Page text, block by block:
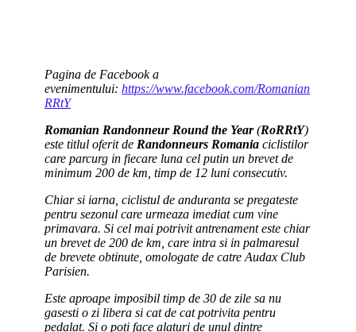
Pagina de Facebook a
evenimentului: https://www.facebook.com/Romanian
RRtY
Romanian Randonneur Round the Year(RoRRtY)
este titlul oferit de Randonneurs Romania ciclistilor
care parcurg in fiecare luna cel putin un brevet de
minimum 200 de km, timp de 12 luni consecutiv.
Chiar si iarna, ciclistul de anduranta se pregateste
pentru sezonul care urmeaza imediat cum vine
primavara. Si cel mai potrivit antrenament este chiar
un brevet de 200 de km, care intra si in palmaresul
de brevete obtinute, omologate de catre Audax Club
Parisien.
Este aproape imposibil timp de 30 de zile sa nu
gasesti o zi libera si cat de cat potrivita pentru
pedalat. Si o poti face alaturi de unul dintre